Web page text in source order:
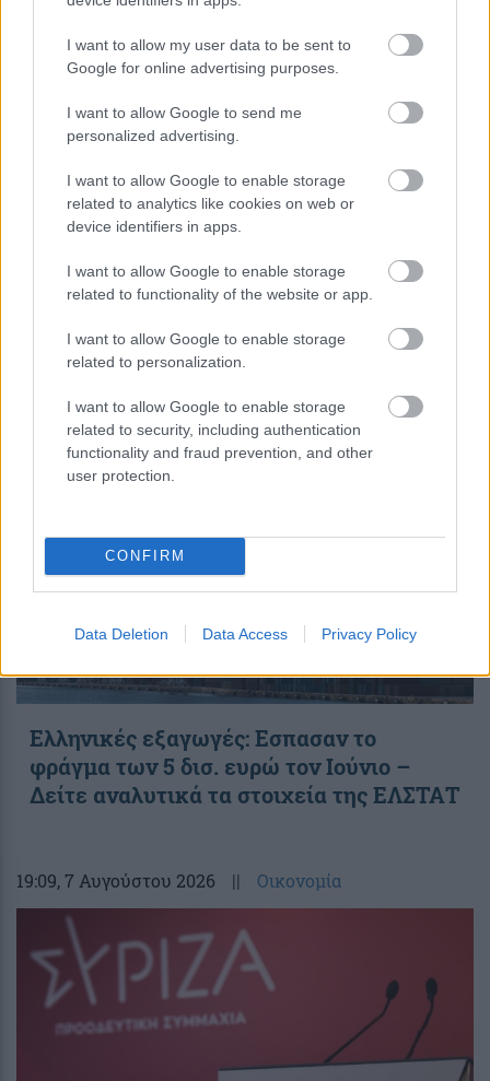
I want to allow my user data to be sent to
Google for online advertising purposes.
I want to allow Google to send me
personalized advertising.
I want to allow Google to enable storage
related to analytics like cookies on web or
device identifiers in apps.
I want to allow Google to enable storage
related to functionality of the website or app.
I want to allow Google to enable storage
related to personalization.
I want to allow Google to enable storage
related to security, including authentication
functionality and fraud prevention, and other
user protection.
CONFIRM
Data Deletion Data Access Privacy Policy
Η τεχνητή νοημοσύνη του Google
Maps αναλαμβάνει παραγγελίες
φαγητού
περισσότερα
, 7 Αυγούστου 2026 || Οικονομία
Ελληνικές εξαγωγές: Εσπασαν το
φράγμα των 5 δισ. ευρώ τον Ιούνιο –
Δείτε αναλυτικά τα στοιχεία της ΕΛΣΤΑΤ
19:09, 7 Αυγούστου 2026 || Οικονομία